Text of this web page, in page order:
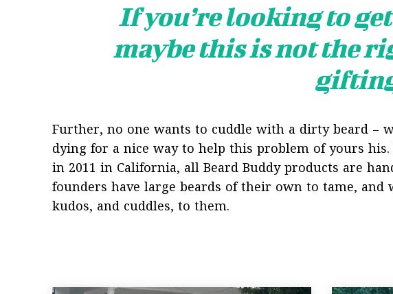
If you’re looking to
maybe this is not the
Further, no one wants to cuddle with a dirty beard –
dying for a nice way to help this problem of yours his.
in 2011 in California, all Beard Buddy products are
founders have large beards of their own to tame,
kudos, and cuddles, to them.